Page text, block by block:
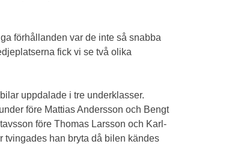
förhållanden var de inte så snabba
fick vi se två olika
uppdalade i tre underklasser.
före Mattias Andersson och Bengt
före Thomas Larsson och Karl-
tvingades han bryta då bilen kändes